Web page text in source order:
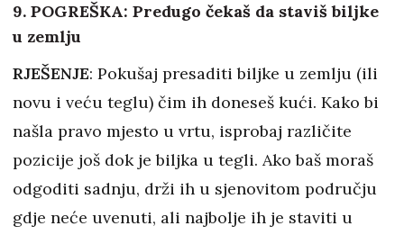
9. POGREŠKA: Predugo čekaš da staviš biljke
u zemlju
RJEŠENJE: Pokušaj presaditi biljke u zemlju (ili
novu i veću teglu) čim ih doneseš kući. Kako bi
našla pravo mjesto u vrtu, isprobaj različite
pozicije još dok je biljka u tegli. Ako baš moraš
odgoditi sadnju, drži ih u sjenovitom području
gdje neće uvenuti, ali najbolje ih je staviti u